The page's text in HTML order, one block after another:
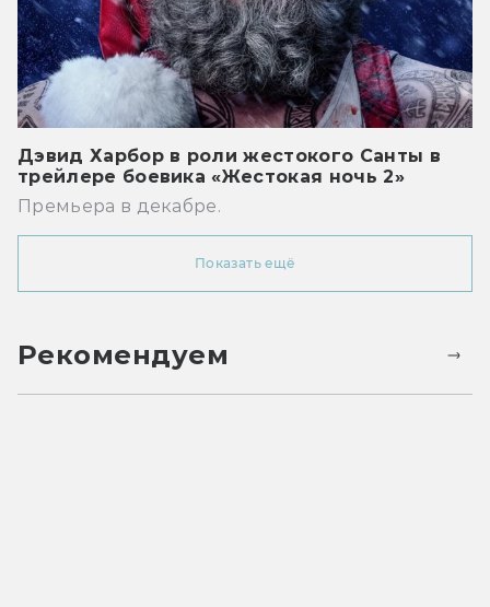
Дэвид Харбор в роли жестокого Санты в
трейлере боевика «Жестокая ночь 2»
Премьера в декабре.
Показать ещё
Рекомендуем